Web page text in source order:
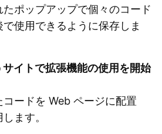
ポップアップで個々のコード
使用できるように保存しま
イトで拡張機能の使用を開始
ードを Web ページに配置
ます。